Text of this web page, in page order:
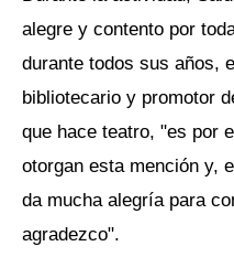
alegre y contento por
durante todos sus años,
bibliotecario y promotor
que hace teatro, "es por
otorgan esta mención y,
da mucha alegría para
agradezco".